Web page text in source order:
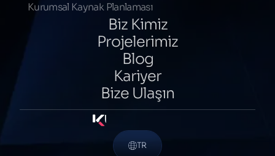
Kurumsal Kaynak Planlaması
Biz Kimiz
Projelerimiz
Blog
Kariyer
Bize Ulaşın
TR